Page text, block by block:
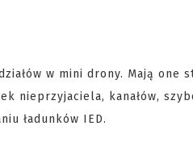
w mini drony. Mają one
nieprzyjaciela, kanałów,
ładunków IED.